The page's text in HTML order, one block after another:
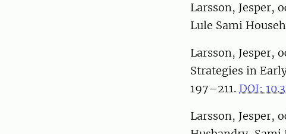
Larsson, Jesper,
Lule Sami
Larsson, Jesper,
Strategies in
197–211. DOI:
Larsson, Jesper,